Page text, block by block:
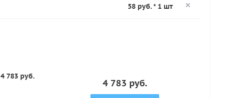
58 руб. * 1 шт
4 783 руб.
4 783 руб.